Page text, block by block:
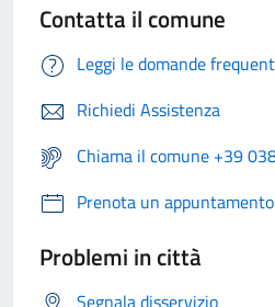
Contatta il comune
Leggi le domande
Richiedi Assistenza
Chiama il comune +39
Prenota un appuntamento
Problemi in città
Segnala disservizio